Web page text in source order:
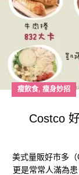
瘦飲食, 瘦身妙招
Costco
美式量販好市多
更是常常人滿為